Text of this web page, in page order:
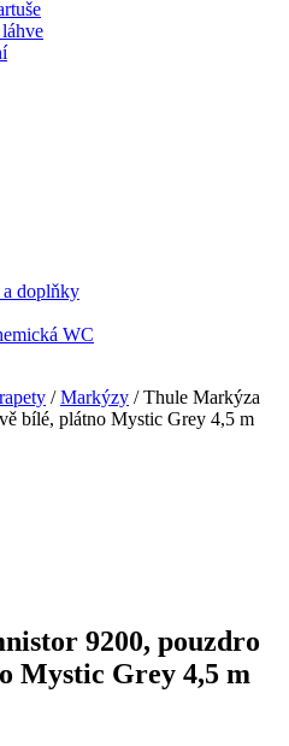
a doplňky
WC
/Markýzy / Thule Markýza
bílé, plátno Mystic Grey 4,5 m
9200, pouzdro
Mystic Grey 4,5 m